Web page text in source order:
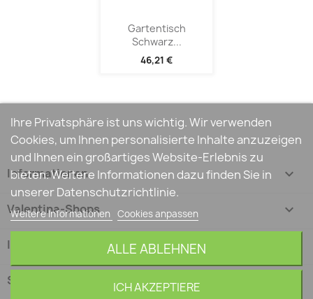
Gartentisch
Schwarz...
46,21 €
Informationen 
Valentina-Shops 
Ihr Konto
Shop-Einstellungen
Ihre Privatsphäre ist uns wichtig. Wir verwenden
Cookies, um Ihnen personalisierte Inhalte anzuzeigen
und Ihnen ein großartiges Website-Erlebnis zu
bieten. Weitere Informationen dazu finden Sie in
unserer Datenschutzrichtlinie.
Weitere Informationen Cookies anpassen
ALLE ABLEHNEN
ICH AKZEPTIERE